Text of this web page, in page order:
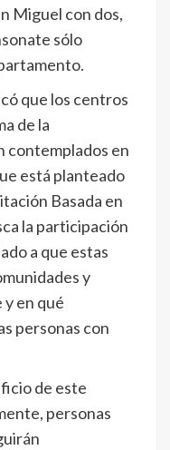
Miguel con dos,
sólo
que los centros
de la
contemplados en
está planteado
Basada en
la participación
a que estas
y
en qué
personas con
de este
personas